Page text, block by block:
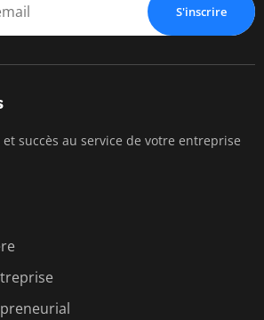
S'inscrire
succès au service de votre entreprise